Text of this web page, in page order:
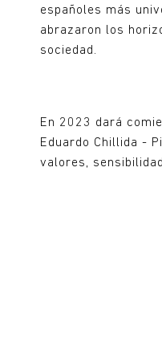
españoles más
abrazaron los
sociedad.
En 2023 dará
Eduardo Chillida -
valores,